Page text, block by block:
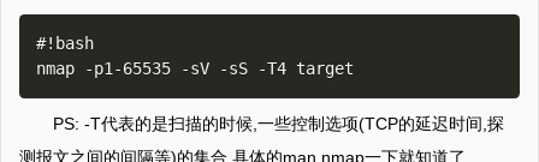
#!bash
PS: -T代表的是扫描的时候,一些控制选项(TCP的延迟时间,探
测报文之间的间隔等)的集合,具体的man nmap一下就知道了